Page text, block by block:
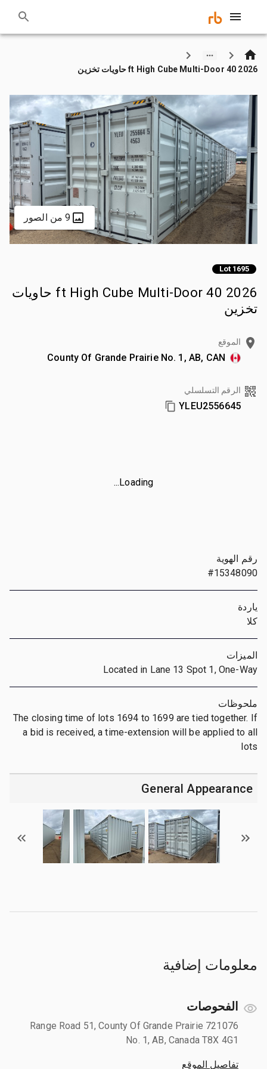
2026 40 ft High Cube Multi-Door حاويات تخزين
9 من الصور
Lot 1695
2026 40 ft High Cube Multi-Door حاويات
تخزين
الموقع
County Of Grande Prairie No. 1, AB, CAN
الرقم التسلسلي
YLEU2556645
Loading...
رقم الهوية
#15348090
ياردة
كلا
الميزات
Located in Lane 13 Spot 1, One-Way
ملحوظات
The closing time of lots 1694 to 1699 are tied together. If
a bid is received, a time-extension will be applied to all
lots
General Appearance
معلومات إضافية
الفحوصات
721076 Range Road 51, County Of Grande Prairie
No. 1, AB, Canada T8X 4G1
تفاصيل الموقع